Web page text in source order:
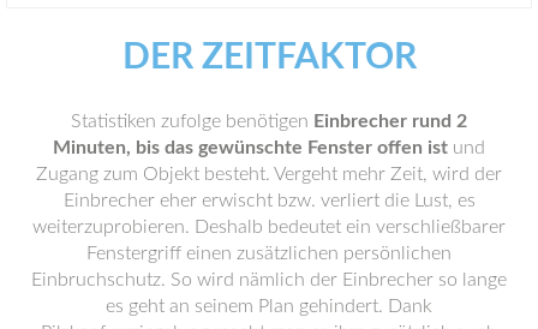
DER ZEITFAKTOR
Statistiken zufolge benötigen Einbrecher rund 2
Minuten, bis das gewünschte Fenster offen ist und
Zugang zum Objekt besteht. Vergeht mehr Zeit, wird der
Einbrecher eher erwischt bzw. verliert die Lust, es
weiterzuprobieren. Deshalb bedeutet ein verschließbarer
Fenstergriff einen zusätzlichen persönlichen
Einbruchschutz. So wird nämlich der Einbrecher so lange
es geht an seinem Plan gehindert. Dank